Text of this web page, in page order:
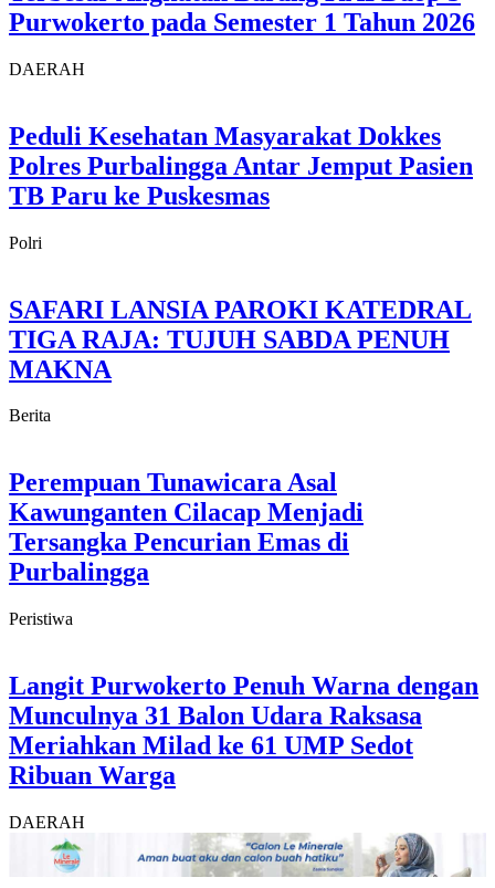
Purwokerto pada Semester 1 Tahun 2026
DAERAH
Peduli Kesehatan Masyarakat Dokkes
Polres Purbalingga Antar Jemput Pasien
TB Paru ke Puskesmas
Polri
SAFARI LANSIA PAROKI KATEDRAL
TIGA RAJA: TUJUH SABDA PENUH
MAKNA
Berita
Perempuan Tunawicara Asal
Kawunganten Cilacap Menjadi
Tersangka Pencurian Emas di
Purbalingga
Peristiwa
Langit Purwokerto Penuh Warna dengan
Munculnya 31 Balon Udara Raksasa
Meriahkan Milad ke 61 UMP Sedot
Ribuan Warga
DAERAH